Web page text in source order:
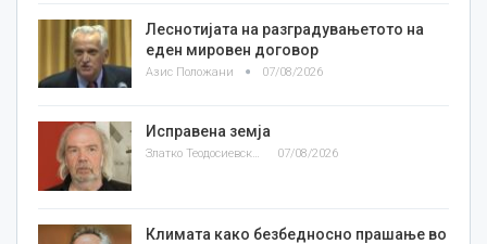
Леснотијата на разградувањетото на
еден мировен договор
Азис Положани 07/08/2026
Исправена земја
Златко Теодосиевски 07/08/2026
Климата како безбедносно прашање во